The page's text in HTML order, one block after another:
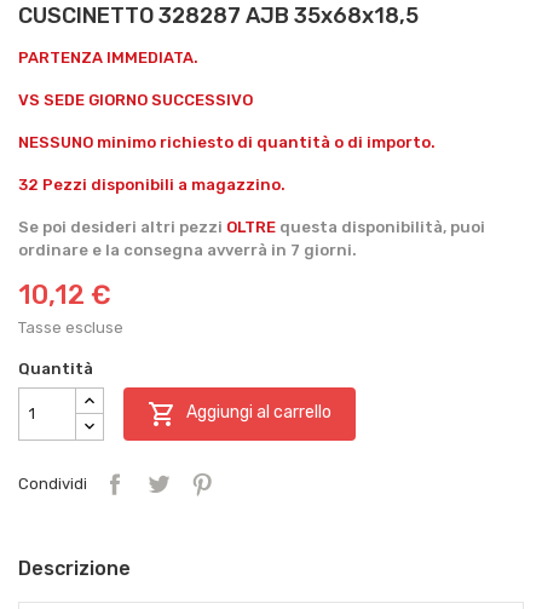
CUSCINETTO 328287 AJB 35x68x18,5
PARTENZA IMMEDIATA.
VS SEDE GIORNO SUCCESSIVO
NESSUNO minimo richiesto di quantità o di importo.
32 Pezzi disponibili a magazzino.
Se poi desideri altri pezzi OLTRE questa disponibilità, puoi
ordinare e la consegna avverrà in 7 giorni.
10,12 €
Tasse escluse
Quantità
 Aggiungi al carrello
Condividi
Descrizione